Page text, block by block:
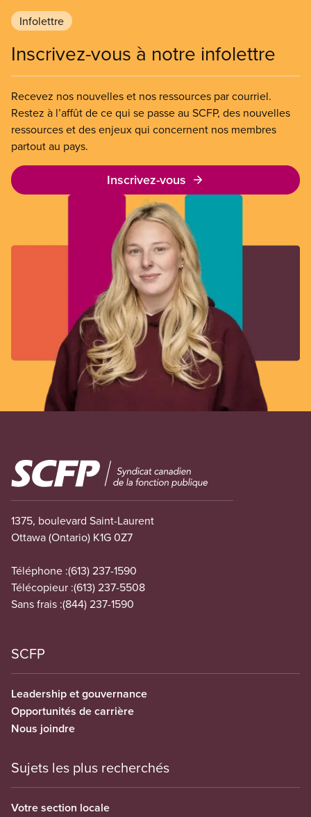
Infolettre
Inscrivez-vous à notre infolettre
Recevez nos nouvelles et nos ressources par courriel.
Restez à l’affût de ce qui se passe au SCFP, des nouvelles
ressources et des enjeux qui concernent nos membres
partout au pays.
Inscrivez-vous
Image
1375, boulevard Saint-Laurent
Ottawa (Ontario) K1G 0Z7
Téléphone :(613) 237-1590
Télécopieur :(613) 237-5508
Sans frais :(844) 237-1590
SCFP
Leadership et gouvernance
Opportunités de carrière
Nous joindre
Sujets les plus recherchés
Votre section locale